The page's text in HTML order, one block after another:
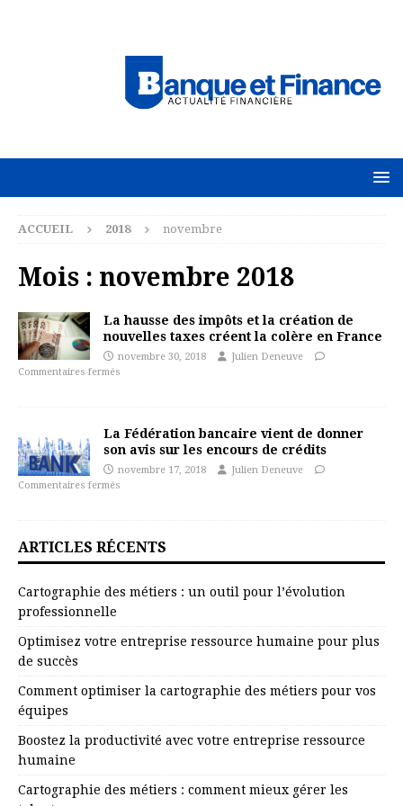
ACCUEIL 2018 novembre
Mois : novembre 2018
La hausse des impôts et la création de
nouvelles taxes créent la colère en France
novembre 30, 2018
Julien Deneuve
Commentaires fermés
La Fédération bancaire vient de donner
son avis sur les encours de crédits
novembre 17, 2018
Julien Deneuve
Commentaires fermés
ARTICLES RÉCENTS
Cartographie des métiers : un outil pour l’évolution
professionnelle
Optimisez votre entreprise ressource humaine pour plus
de succès
Comment optimiser la cartographie des métiers pour vos
équipes
Boostez la productivité avec votre entreprise ressource
humaine
Cartographie des métiers : comment mieux gérer les